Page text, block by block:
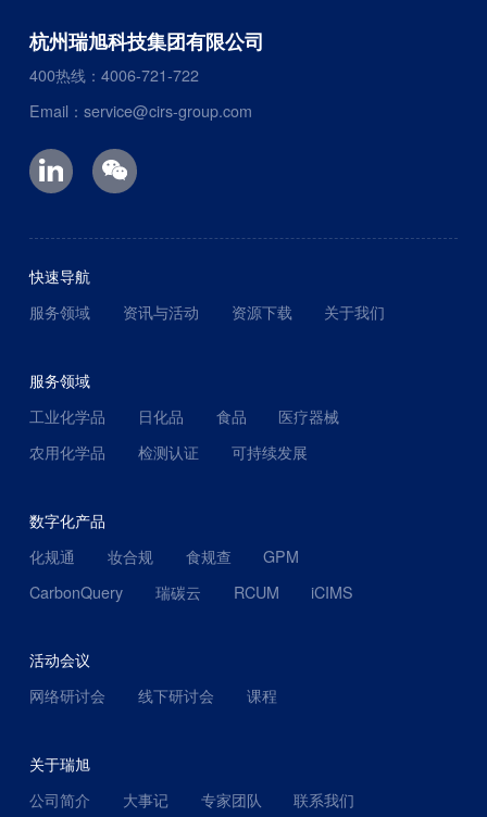
杭州瑞旭科技集团有限公司
400热线：4006-721-722
Email：service@cirs-group.com
快速导航
服务领域
资讯与活动 资源下载 关于我们
服务领域
工业化学品
日化品 食品
医疗器械
农用化学品
检测认证 可持续发展
数字化产品
化规通
妆合规 食规查
GPM
CarbonQuery
瑞碳云 RCUM iCIMS
活动会议
网络研讨会
线下研讨会 课程
关于瑞旭
公司简介
大事记 专家团队 联系我们